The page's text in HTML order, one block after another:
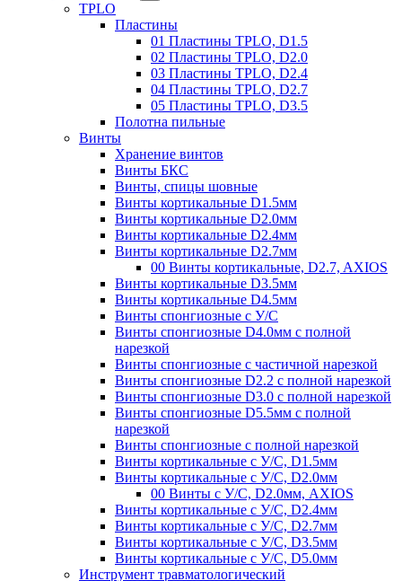
TPLO
Пластины
01 Пластины TPLO, D1.5
02 Пластины TPLO, D2.0
03 Пластины TPLO, D2.4
04 Пластины TPLO, D2.7
05 Пластины TPLO, D3.5
Полотна пильные
Винты
Хранение винтов
Винты БКС
Винты, спицы шовные
Винты кортикальные D1.5мм
Винты кортикальные D2.0мм
Винты кортикальные D2.4мм
Винты кортикальные D2.7мм
00 Винты кортикальные, D2.7, AXIOS
Винты кортикальные D3.5мм
Винты кортикальные D4.5мм
Винты спонгиозные с У/С
Винты спонгиозные D4.0мм с полной
нарезкой
Винты спонгиозные с частичной нарезкой
Винты спонгиозные D2.2 с полной нарезкой
Винты спонгиозные D3.0 с полной нарезкой
Винты спонгиозные D5.5мм с полной
нарезкой
Винты спонгиозные с полной нарезкой
Винты кортикальные с У/С, D1.5мм
Винты кортикальные с У/С, D2.0мм
00 Винты с У/С, D2.0мм, AXIOS
Винты кортикальные с У/С, D2.4мм
Винты кортикальные с У/С, D2.7мм
Винты кортикальные с У/С, D3.5мм
Винты кортикальные с У/С, D5.0мм
Инструмент травматологический